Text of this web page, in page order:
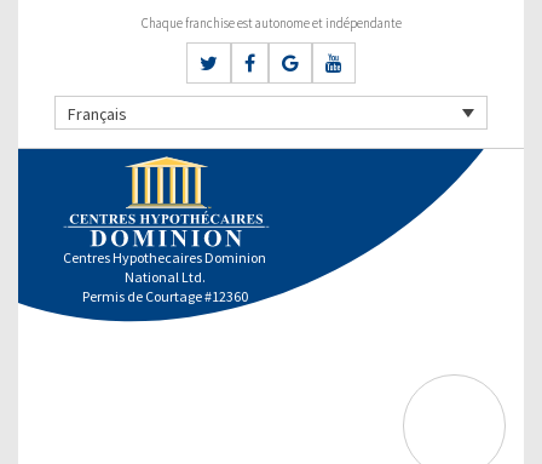
Chaque franchise est autonome et indépendante
Français
Centres Hypothecaires Dominion
National Ltd.
Permis de Courtage #12360